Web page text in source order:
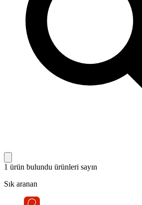
1 ürün bulundu ürünleri sayın
Sık aranan